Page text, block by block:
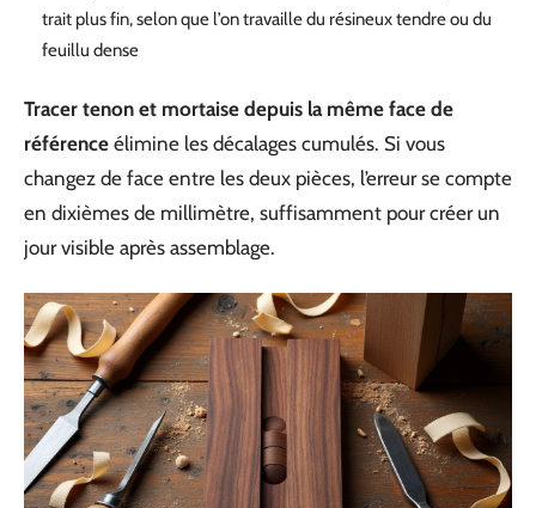
trait plus fin, selon que l’on travaille du résineux tendre ou du
feuillu dense
Tracer tenon et mortaise depuis la même face de
référence élimine les décalages cumulés. Si vous
changez de face entre les deux pièces, l’erreur se compte
en dixièmes de millimètre, suffisamment pour créer un
jour visible après assemblage.